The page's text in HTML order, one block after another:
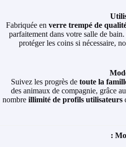
Fabriquée en verre trempé de
parfaitement dans votre salle de
protéger les coins si nécessaire,
Suivez les progrès de toute la
des animaux de compagnie, grâce au
nombre illimité de profils utilisateurs